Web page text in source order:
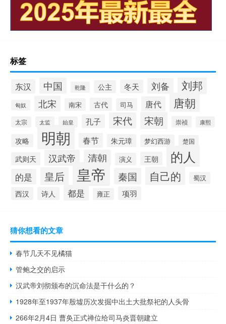
标签
东汉 中国 乾隆 公主 冬天 刘备 刘邦
匈奴 北宋 南宋 古代 司马 唐代 唐朝
太宗 太监 始皇 孔子 宋代 宋朝 崇祯 康熙
攻略 明朝 春节 朱元璋 梦幻西游 楚国
武则天 汉武帝 清朝 演义 王朝 的人
的是 皇后 皇帝 秦国 自己的 蜀汉
西汉 诗人 都是 雍正 项羽
猜你想看的文章
春节几天不见橘猫
管鲍之交的启示
汉武帝刘彻颁布的沉命法是干什么的？
1928年至1937年殷墟历次发掘中出土大批祭祀的人头骨
266年2月4日 曹奂正式禅位给司马炎晋朝建立